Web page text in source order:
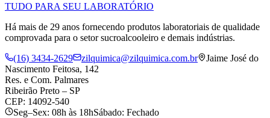
TUDO PARA SEU LABORATÓRIO
Há mais de 29 anos fornecendo produtos laboratoriais de qualidade
comprovada para o setor sucroalcooleiro e demais indústrias.
(16) 3434-2629
zilquimica@zilquimica.com.br
Jaime José do
Nascimento Feitosa, 142
Res. e Com. Palmares
Ribeirão Preto – SP
CEP: 14092-540
Seg–Sex: 08h às 18hSábado: Fechado